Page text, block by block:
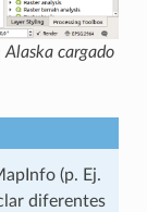
Alaska cargado
(p. Ej.
diferentes